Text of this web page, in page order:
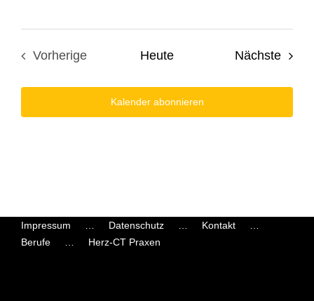
Vorherige
Heute Nächste
Kalender abonnieren
Impressum Datenschutz
Kontakt
Berufe
Herz-CT Praxen